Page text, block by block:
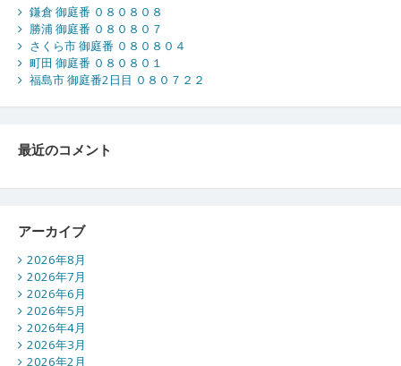
鎌倉 御庭番 ０８０８０８
勝浦 御庭番 ０８０８０７
さくら市 御庭番 ０８０８０４
町田 御庭番 ０８０８０１
福島市 御庭番2日目 ０８０７２２
最近のコメント
アーカイブ
2026年8月
2026年7月
2026年6月
2026年5月
2026年4月
2026年3月
2026年2月